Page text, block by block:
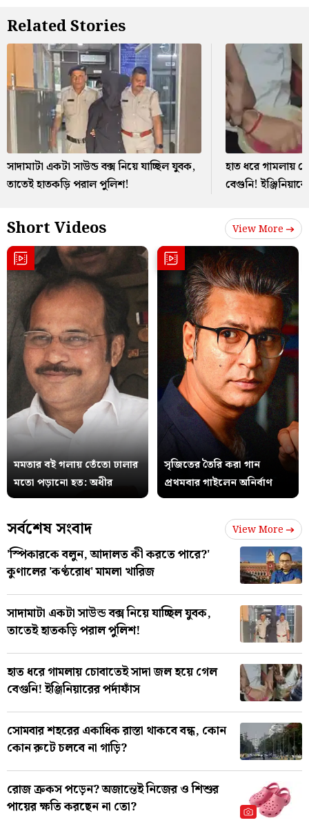
Related Stories
সাদামাটা একটা সাউন্ড বক্স নিয়ে যাচ্ছিল যুবক,
তাতেই হাতকড়ি পরাল পুলিশ!
হাত ধরে গামলায়
বেগুনি!
Short Videos View More
মমতার বই গলায় তেঁতো ঢালার
মতো পড়ানো হত: অধীর
সৃজিতের তৈরি করা গান
প্রথমবার গাইলেন অনির্বাণ
সর্বশেষ সংবাদ View More
'স্পিকারকে বলুন, আদালত কী করতে পারে?'
কুণালের 'কণ্ঠরোধ' মামলা খারিজ
সাদামাটা একটা সাউন্ড বক্স নিয়ে যাচ্ছিল যুবক,
তাতেই হাতকড়ি পরাল পুলিশ!
হাত ধরে গামলায় চোবাতেই সাদা জল হয়ে গেল
বেগুনি! ইঞ্জিনিয়ারের পর্দাফাঁস
সোমবার শহরের একাধিক রাস্তা থাকবে বন্ধ, কোন
কোন রুটে চলবে না গাড়ি?
রোজ ক্রকস পড়েন? অজান্তেই নিজের ও শিশুর
পায়ের ক্ষতি করছেন না তো?